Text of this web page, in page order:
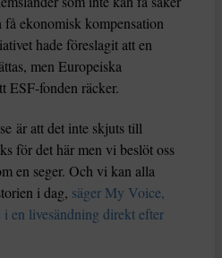
ekonomisk kompensation
hade föreslagit att en
men Europeiska
ESF-fonden räcker.
är att det inte skjuts till
för det här men vi beslöt oss
en seger. Och vi kan alla
i dag, säger My Voice,
en livesändning direkt efter